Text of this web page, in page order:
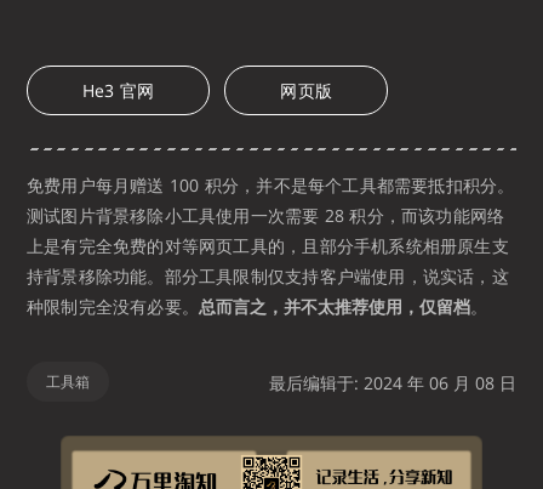
He3 官网 网页版
免费用户每月赠送 100 积分，并不是每个工具都需要抵扣积分。
测试图片背景移除小工具使用一次需要 28 积分，而该功能网络
上是有完全免费的对等网页工具的，且部分手机系统相册原生支
持背景移除功能。部分工具限制仅支持客户端使用，说实话，这
种限制完全没有必要。 总而言之，并不太推荐使用，仅留档。
工具箱 最后编辑于: 2024 年 06 月 08 日